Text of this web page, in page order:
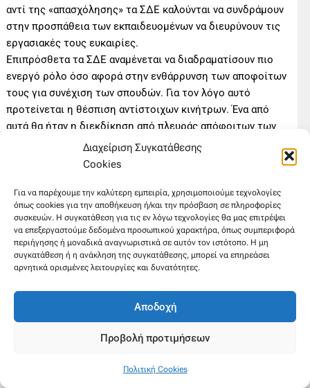
Διαχείριση Συγκατάθεσης
Cookies
Για να παρέχουμε την καλύτερη εμπειρία, χρησιμοποιούμε τεχνολογίες
όπως cookies για την αποθήκευση ή/και την πρόσβαση σε πληροφορίες
συσκευών. Η συγκατάθεση για τις εν λόγω τεχνολογίες θα μας επιτρέψει
να επεξεργαστούμε δεδομένα προσωπικού χαρακτήρα, όπως συμπεριφορά
περιήγησης ή μοναδικά αναγνωριστικά σε αυτόν τον ιστότοπο. Η μη
συγκατάθεση ή η ανάκληση της συγκατάθεσης, μπορεί να επηρεάσει
αρνητικά ορισμένες λειτουργίες και δυνατότητες.
Αποδοχή
Προβολή προτιμήσεων
Πολιτική Cookies
αντί της «απασχόλησης» τα ΣΔΕ καλούνται να συνδράμουν
στην προσπάθεια των εκπαιδευομένων να διευρύνουν τις
εργασιακές τους ευκαιρίες.
Επιπρόσθετα τα ΣΔΕ αναμένεται να διαδραματίσουν πιο
ενεργό ρόλο όσο αφορά στην ενθάρρυνση των αποφοίτων
τους για συνέχιση των σπουδών. Για τον λόγο αυτό
προτείνεται η θέσπιση αντίστοιχων κινήτρων. Ένα από
αυτά θα ήταν η διεκδίκηση από πλευράς απόφοιτων των
ΣΔΕ θέσεων φοίτησης σε πανεπιστημιακά ή τεχνολογικά
ιδρύματα μέσω ειδικών εξετάσεων. Μια τέτοια προοπτική
των ιδρυμάτων τριτοβάθμιας εκπαίδευσης, προχωρώντας,
μεταξύ άλλων, στη θέσπιση εξατομικευμένων
προγραμμάτων σπουδών (Fleming, 2013). Προς την ίδια
κατεύθυνση καλείται να ενισχυθεί το κοινωνικό προφίλ
των ΣΔΕ, εδραιώνοντας διαύλους επικοινωνίας με
διάφορους κοινωνικούς θεσμούς και εταίρους (π.χ.
οικογένεια, εκκλησία, τοπικές κοινότητες,
επιχειρηματικούς φορείς).
Η συμβολή, επομένως, των ΣΔΕ στην πραγμάτωση των
όποιων επιδιώξεων από πλευράς αποφοίτων τους είναι
ερευνών, όπως της παρούσας. Την ίδια στιγμή, όμως, ο